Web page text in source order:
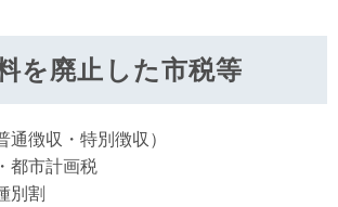
を廃止した市税等
通徴収・特別徴収）
都市計画税
別割